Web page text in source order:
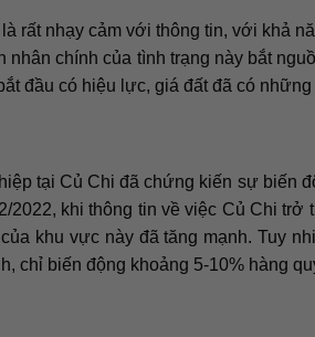
rất nhạy cảm với thông tin, với khả
nhân chính của tình trạng này bắt
đầu có hiệu lực, giá đất đã có
tại Củ Chi đã chứng kiến sự biến
2022, khi thông tin về việc Củ Chi trở
khu vực này đã tăng mạnh. Tuy
chỉ biến động khoảng 5-10% hàng